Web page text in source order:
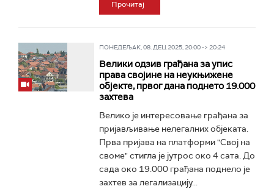
Прочитај
ПОНЕДЕЉАК, 08. ДЕЦ 2025, 20:00 -> 20:24
Велики одзив грађана за упис
права својине на неукњижене
објекте, првог дана поднето 19.000
захтева
Велико је интересовање грађана за
пријављивање нелегалних објеката.
Прва пријава на платформи "Свој на
своме" стигла је јутрос око 4 сата. До
сада око 19.000 грађана поднело је
захтев за легализацију...